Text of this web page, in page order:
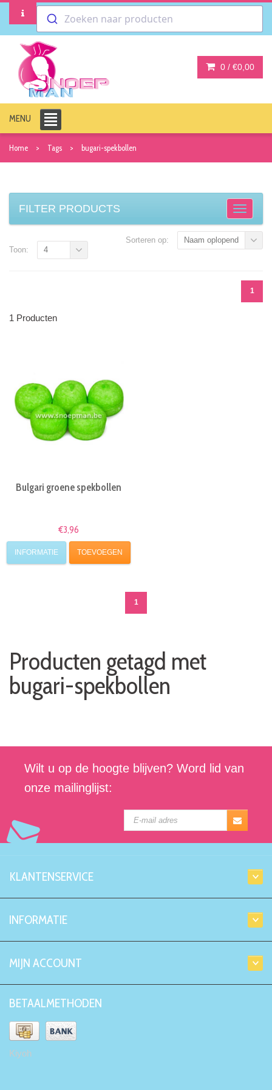
Zoeken naar producten
0 / €0,00
MENU
Home Tags bugari-spekbollen
FILTER PRODUCTS
Sorteren op: Naam oplopend
1
Toon: 4
1 Producten
Bulgari groene spekbollen
€3,96
INFORMATIE TOEVOEGEN
1
Producten getagd met
bugari-spekbollen
Wilt u op de hoogte blijven? Word lid van
onze mailinglijst:
KLANTENSERVICE
INFORMATIE
MIJN ACCOUNT
BETAALMETHODEN
Kiyoh